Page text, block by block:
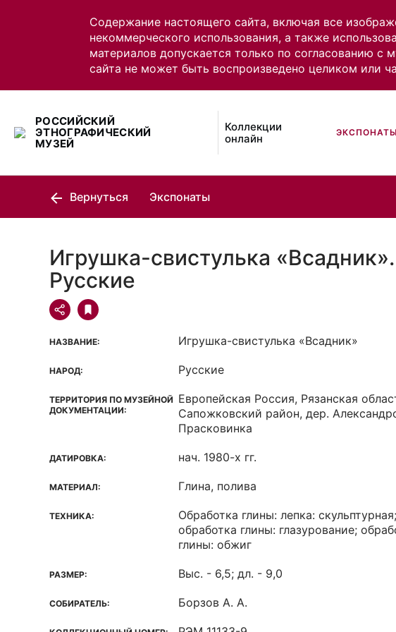
Содержание настоящего сайта, включая все
некоммерческого использования, а также
материалов допускается только по согласованию
сайта не может быть воспроизведено целиком или
РОССИЙСКИЙ
ЭТНОГРАФИЧЕСКИЙ
МУЗЕЙ
Коллекции
онлайн
ЭКСПОНАТЫ
Вернуться Экспонаты
Игрушка-свистулька «Всадник».
Русские
НАЗВАНИЕ: Игрушка-свистулька «Всадник»
НАРОД: Русские
ТЕРРИТОРИЯ ПО МУЗЕЙНОЙ
ДОКУМЕНТАЦИИ:
Европейская Россия, Рязанская
Сапожковский район, дер.
Прасковинка
ДАТИРОВКА: нач. 1980-х гг.
МАТЕРИАЛ: Глина, полива
ТЕХНИКА:
Обработка глины: лепка: скульптурная;
обработка глины: глазурование;
глины: обжиг
РАЗМЕР: Выс. - 6,5; дл. - 9,0
СОБИРАТЕЛЬ: Борзов А. А.